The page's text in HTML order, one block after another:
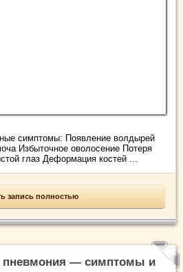
симптомы: Появление волдырей
Избыточное оволосение Потеря
глаз Деформация костей ...
запись полностью
пневмония — симптомы и